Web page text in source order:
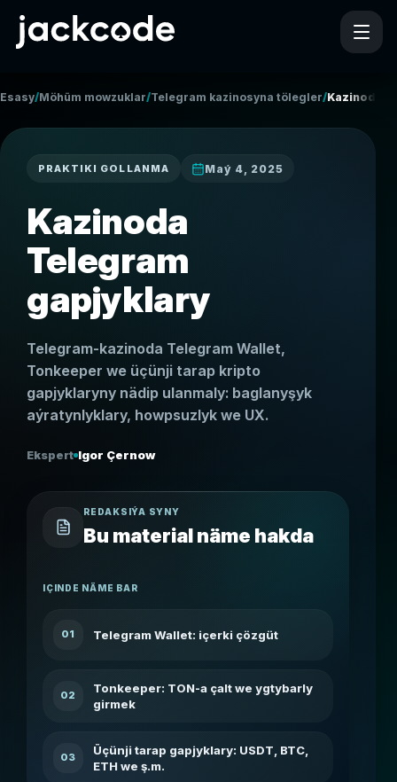
Esasy/Möhüm mowzuklar/Telegram kazinosyna tölegler/Kazinoda
PRAKTIKI GOLLANMA Maý 4, 2025
Kazinoda
Telegram
gapjyklary
Telegram-kazinoda Telegram Wallet,
Tonkeeper we üçünji tarap kripto
gapjyklaryny nädip ulanmaly: baglanyşyk
aýratynlyklary, howpsuzlyk we UX.
Ekspert Igor Çernow
REDAKSIÝA SYNY
Bu material näme hakda
IÇINDE NÄME BAR
01 Telegram Wallet: içerki çözgüt
02
Tonkeeper: TON-a çalt we ygtybarly
girmek
03
Üçünji tarap gapjyklary: USDT, BTC,
ETH we ş.m.